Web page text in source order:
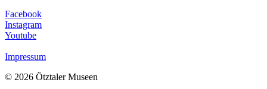
Facebook
Instagram
Youtube
Impressum
© 2026 Ötztaler Museen